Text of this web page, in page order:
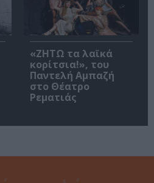
«ΖΗΤΩ τα λαϊκά
κορίτσια!», του
Παντελή Αμπαζή
στο Θέατρο
Ρεματιάς